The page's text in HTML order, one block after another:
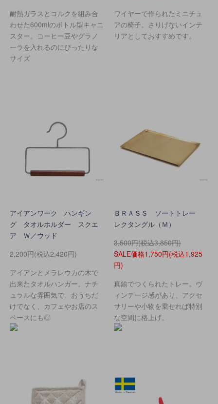
耐熱ガラスとコルクを組み合
わせた600mlのボトル型キャニ
スター。コーヒー豆やグラノ
ーラを入れるのにぴったりな
サイズ
ワイヤーで作られたミニチュ
アの椅子。さりげないインテ
リアとしておすすめです。
アイアンワーク ハンギン
グ タオルホルダー スクエ
ア Ｗ／ウッド
2,200円(税込2,420円)
アイアンとメラレウカの木で
出来たタオルハンガー。ナチ
ュラルな雰囲気で、おうちだ
けでなく、カフェやお店のス
ペースにも◎
ＢＲＡＳＳ ソートトレー
レクタングル（Ｍ）
3,500円(税込3,850円)
SALE価格1,750円(税込1,925
円)
真鍮でつくられたトレー。ヴ
ィンテージ感があり、アクセ
サリーや小物を乗せれば特別
な空間に格上げ。